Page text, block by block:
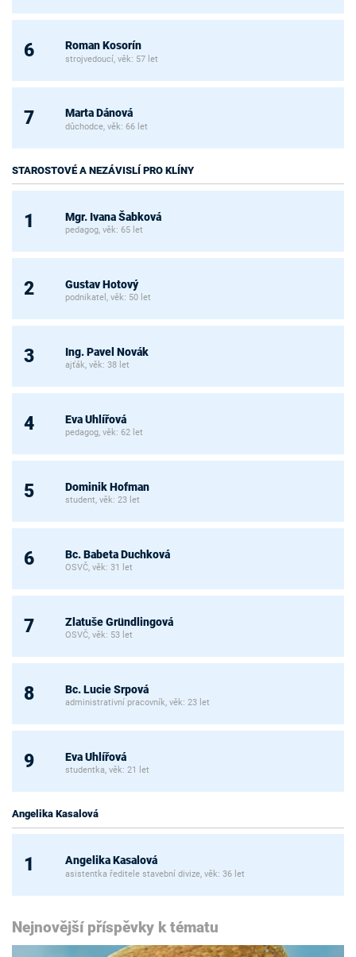
6 Roman Kosorín
strojvedoucí, věk: 57 let
7 Marta Dánová
důchodce, věk: 66 let
STAROSTOVÉ A NEZÁVISLÍ PRO KLÍNY
1 Mgr. Ivana Šabková
pedagog, věk: 65 let
2 Gustav Hotový
podnikatel, věk: 50 let
3 Ing. Pavel Novák
ajťák, věk: 38 let
4 Eva Uhlířová
pedagog, věk: 62 let
5 Dominik Hofman
student, věk: 23 let
6 Bc. Babeta Duchková
OSVČ, věk: 31 let
7 Zlatuše Gründlingová
OSVČ, věk: 53 let
8 Bc. Lucie Srpová
administrativní pracovník, věk: 23 let
9 Eva Uhlířová
studentka, věk: 21 let
Angelika Kasalová
1 Angelika Kasalová
asistentka ředitele stavební divize, věk: 36 let
Nejnovější příspěvky k tématu